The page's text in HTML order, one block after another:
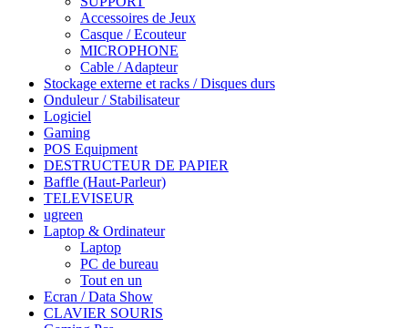
Accessoires de Jeux
Casque / Ecouteur
MICROPHONE
Cable / Adapteur
Stockage externe et racks / Disques durs
Onduleur / Stabilisateur
Logiciel
Gaming
POS Equipment
DESTRUCTEUR DE PAPIER
Baffle (Haut-Parleur)
TELEVISEUR
ugreen
Laptop & Ordinateur
Laptop
PC de bureau
Tout en un
Ecran / Data Show
CLAVIER SOURIS